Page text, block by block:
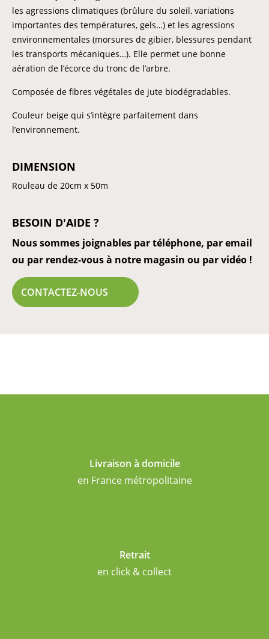
les agressions climatiques (brûlure du soleil, variations
importantes des températures, gels…) et les agressions
environnementales (morsures de gibier, blessures pendant
les transports mécaniques…). Elle permet une bonne
aération de l’écorce du tronc de l’arbre.
Composée de fibres végétales de jute biodégradables.
Couleur beige qui s’intègre parfaitement dans
l’environnement.
DIMENSION
Rouleau de 20cm x 50m
BESOIN D'AIDE ?
Nous sommes joignables par téléphone, par email
ou par rendez-vous à notre magasin ou par vidéo !
CONTACTEZ-NOUS
Livraison à domicile
en France métropolitaine
Retrait
en click & collect